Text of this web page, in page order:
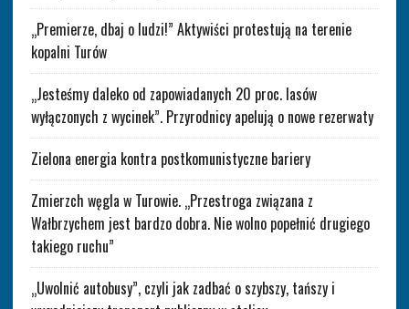
„Premierze, dbaj o ludzi!” Aktywiści protestują na terenie
kopalni Turów
„Jesteśmy daleko od zapowiadanych 20 proc. lasów
wyłączonych z wycinek”. Przyrodnicy apelują o nowe rezerwaty
Zielona energia kontra postkomunistyczne bariery
Zmierzch węgla w Turowie. „Przestroga związana z
Wałbrzychem jest bardzo dobra. Nie wolno popełnić drugiego
takiego ruchu”
„Uwolnić autobusy”, czyli jak zadbać o szybszy, tańszy i